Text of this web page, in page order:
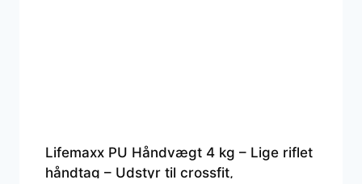
Lifemaxx PU Håndvægt 4 kg – Lige riflet
håndtag – Udstyr til crossfit,